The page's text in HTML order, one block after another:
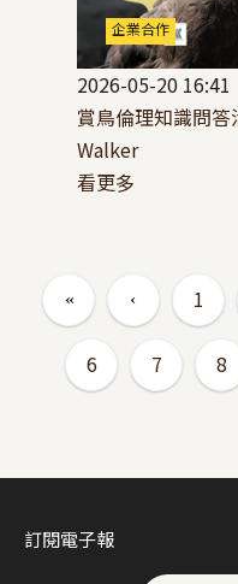
企業合作
2026-05-20 16:41
賞鳥倫理知識問
Walker
看更多
1
6 7 8
訂閱電子報